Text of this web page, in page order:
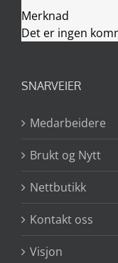
Merknad
Det er ingen
SNARVEIER
Medarbeidere
Brukt og Nytt
Nettbutikk
Kontakt oss
Visjon